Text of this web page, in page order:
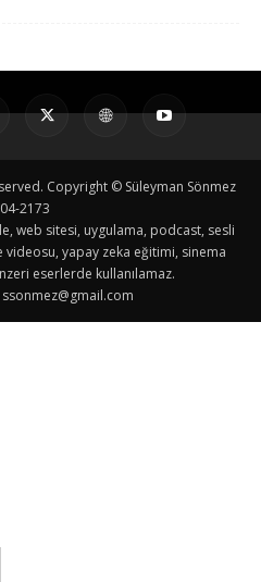
Copyright © Süleyman Sönmez
2173
web sitesi, uygulama, podcast, sesli
videosu, yapay zeka eğitimi, sinema
eserlerde kullanılamaz.
ssonmez@gmail.com